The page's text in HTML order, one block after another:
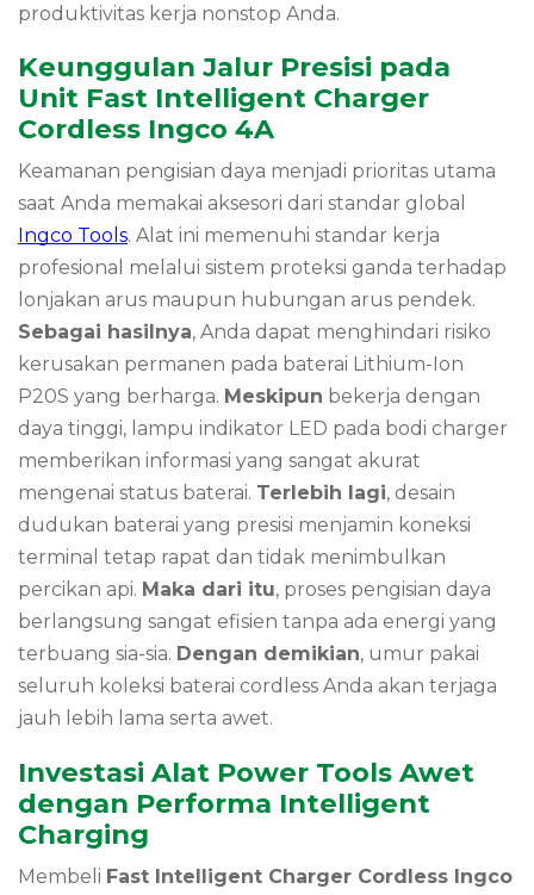
produktivitas kerja nonstop Anda.
Keunggulan Jalur Presisi pada
Unit Fast Intelligent Charger
Cordless Ingco 4A
Keamanan pengisian daya menjadi prioritas utama
saat Anda memakai aksesori dari standar global
Ingco Tools. Alat ini memenuhi standar kerja
profesional melalui sistem proteksi ganda terhadap
lonjakan arus maupun hubungan arus pendek.
Sebagai hasilnya, Anda dapat menghindari risiko
kerusakan permanen pada baterai Lithium-Ion
P20S yang berharga. Meskipun bekerja dengan
daya tinggi, lampu indikator LED pada bodi charger
memberikan informasi yang sangat akurat
mengenai status baterai. Terlebih lagi, desain
dudukan baterai yang presisi menjamin koneksi
terminal tetap rapat dan tidak menimbulkan
percikan api. Maka dari itu, proses pengisian daya
berlangsung sangat efisien tanpa ada energi yang
terbuang sia-sia. Dengan demikian, umur pakai
seluruh koleksi baterai cordless Anda akan terjaga
jauh lebih lama serta awet.
Investasi Alat Power Tools Awet
dengan Performa Intelligent
Charging
Membeli Fast Intelligent Charger Cordless Ingco